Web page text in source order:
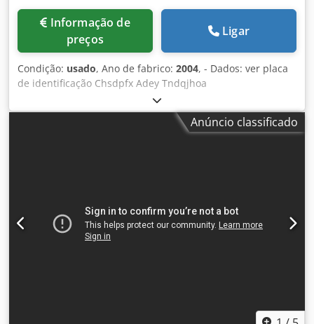
preços
Ligar
Condição: usado, Ano de fabrico: 2004, - Dados: ver placa
de identificação Chsdpfx Adey Tndqjhoa
Anúncio classificado